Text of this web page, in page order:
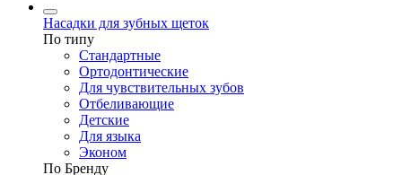
Насадки для зубных щеток
По типу
Стандартные
Ортодонтические
Для чувствительных зубов
Отбеливающие
Детские
Для языка
Эконом
По Бренду